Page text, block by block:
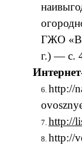
ГЖО
г.) — с.
http://
http://
http://